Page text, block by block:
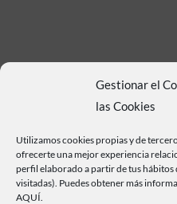
Gestionar el
las Cookies
Utilizamos cookies propias y de
ofrecerte una mejor experiencia
perfil elaborado a partir de tus hábitos
visitadas). Puedes obtener más
AQUÍ.